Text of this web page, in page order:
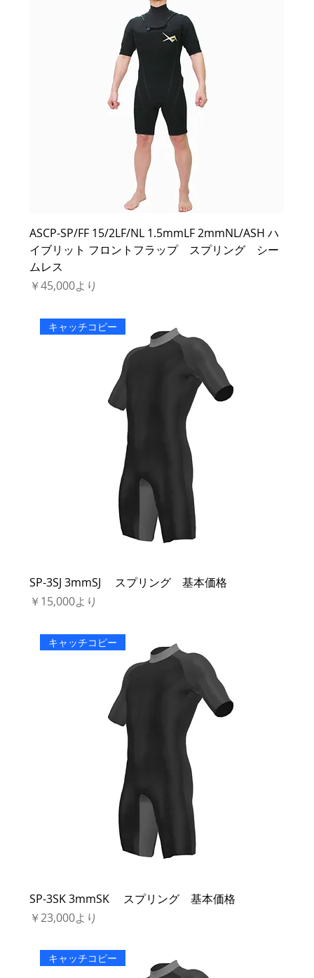
ASCP-SP/FF 15/2LF/NL 1.5mmLF 2mmNL/ASH ハ
イブリット フロントフラップ スプリング シー
ムレス
￥45,000より
セール価格
キャッチコピー
SP-3SJ 3mmSJ スプリング 基本価格
￥15,000より
セール価格
キャッチコピー
SP-3SK 3mmSK スプリング 基本価格
￥23,000より
セール価格
キャッチコピー